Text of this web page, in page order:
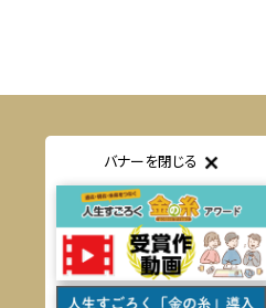
体験するには
購入するには
コミュニティ
バナーを閉じる